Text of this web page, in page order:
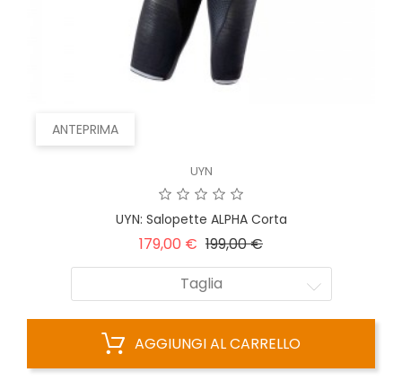
ANTEPRIMA
UYN
UYN: Salopette ALPHA Corta
179,00 € Prezzo
199,00 €Prezzo
Taglia
AGGIUNGI AL CARRELLO